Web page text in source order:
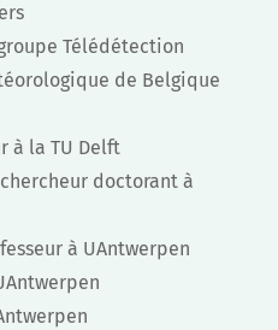
Télédétection
de Belgique
à la TU Delft
doctorant à
à UAntwerpen